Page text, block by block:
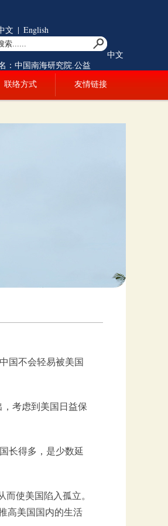
文 | English
中文
：中国南海研究院.公益
联络方式 友情链接
国不会轻易被美国
考虑到美国日益保
长得多，是少数延
使美国陷入孤立。
高美国国内的生活